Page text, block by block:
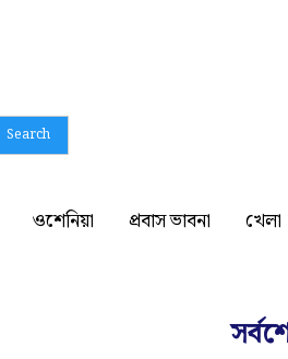
Search
ওশেনিয়া প্রবাস ভাবনা খেলা